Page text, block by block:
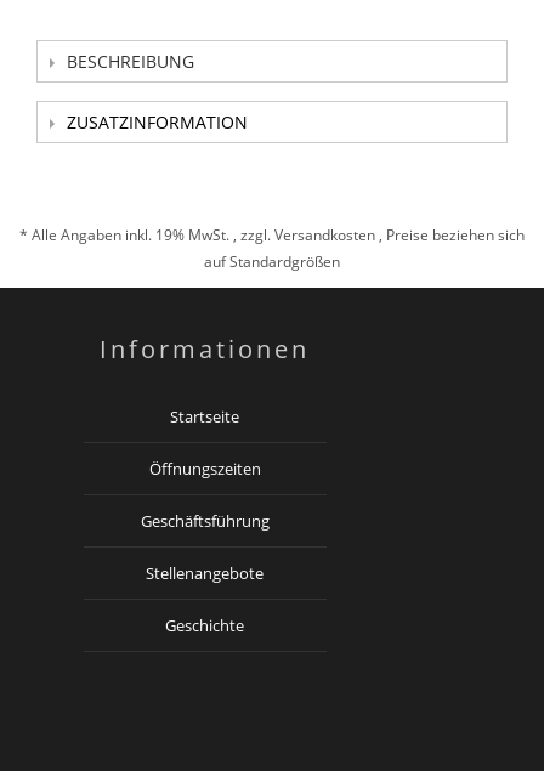
BESCHREIBUNG
ZUSATZINFORMATION
* Alle Angaben inkl. 19% MwSt. , zzgl.Versandkosten , Preise beziehen sich
auf Standardgrößen
Informationen
Startseite
Öffnungszeiten
Geschäftsführung
Stellenangebote
Geschichte